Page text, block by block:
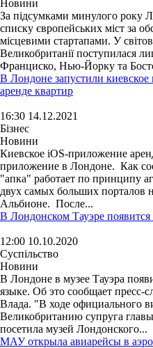
Новини
За підсумками минулого року
списку європейських міст за
місцевими стартапами. У
Великобританії поступилася
Франциско, Нью-Йорку та
В Лондоне запустили
аренде квартир
16:30 14.12.2021
Бізнес
Новини
Киевское iOS-приложение
приложение в Лондоне. Как
"апка" работает по принципу
двух самых больших
Альбионе. После...
В Лондонском Тауэре
12:00 10.10.2020
Суспільство
Новини
В Лондоне в музее Тауэра
языке. Об это сообщает пресс-
Влада. "В ходе официального
Великобританию супруга
посетила музей Лондонского...
МАУ открыла авиарейсы в